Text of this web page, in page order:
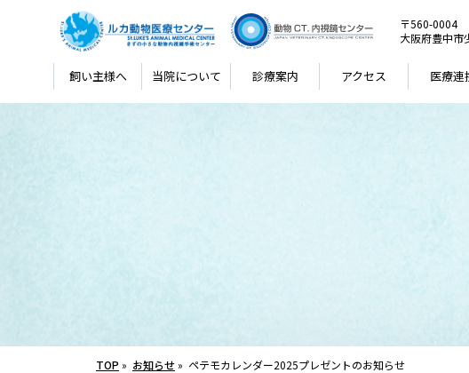
〒560-0004
大阪府豊中市
飼い主様へ 当院について 診療案内 アクセス 医療連
TOP » お知らせ» ペテモカレンダー2025プレゼントのお知らせ